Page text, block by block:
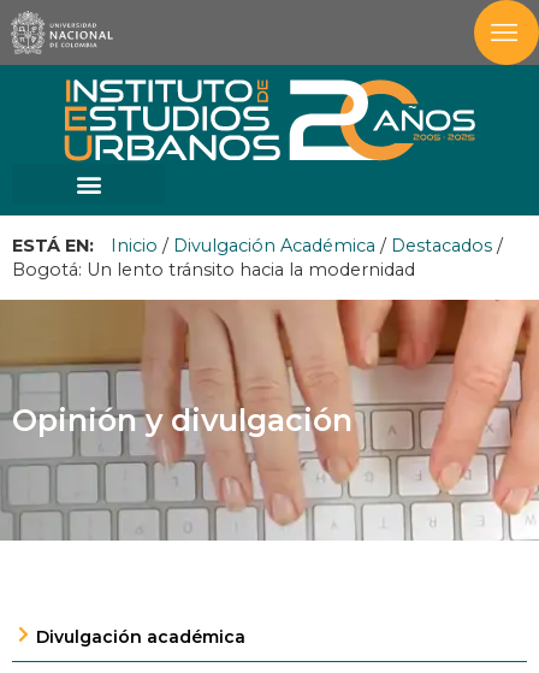
ESTÁ EN: Inicio / Divulgación Académica / Destacados /
Bogotá: Un lento tránsito hacia la modernidad
Opinión y divulgación
Divulgación académica